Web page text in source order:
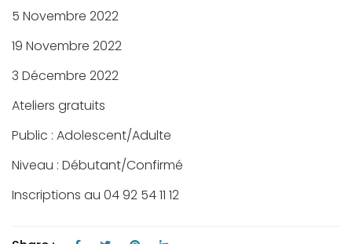
5 Novembre 2022
19 Novembre 2022
3 Décembre 2022
Ateliers gratuits
Public : Adolescent/Adulte
Niveau : Débutant/Confirmé
Inscriptions au 04 92 54 11 12